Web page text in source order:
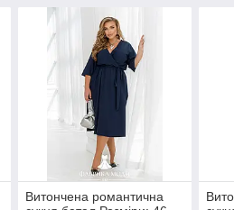
Витончена романтична